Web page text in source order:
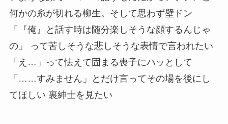
何かの糸が切れる柳生。そして思わず壁ドン
「『俺』と話す時は随分楽しそうな顔するんじゃ
の」 って苦しそうな悲しそうな表情で言われたい
「え…」って怯えて固まる喪子にハッとして
「……すみません」とだけ言ってその場を後にし
てほしい 裏紳士を見たい